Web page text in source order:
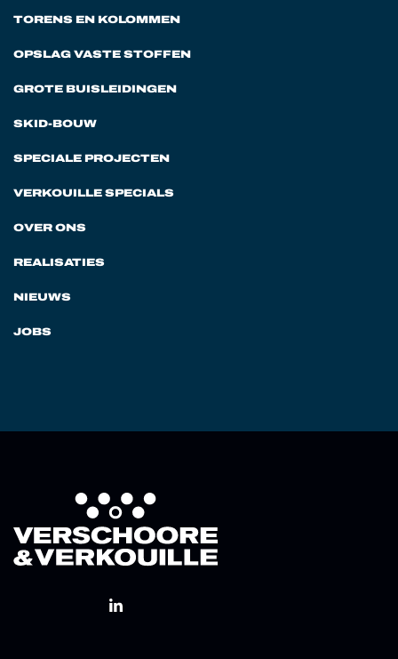
TORENS EN KOLOMMEN
OPSLAG VASTE STOFFEN
GROTE BUISLEIDINGEN
SKID-BOUW
SPECIALE PROJECTEN
VERKOUILLE SPECIALS
OVER ONS
REALISATIES
NIEUWS
JOBS